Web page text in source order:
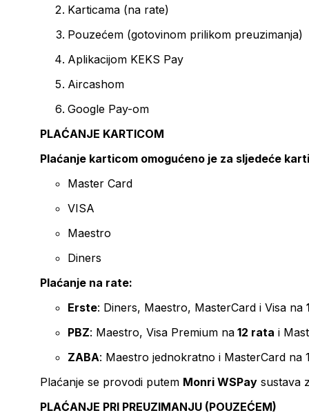
Karticama (na rate)
Pouzećem (gotovinom prilikom preuzimanja)
Aplikacijom KEKS Pay
Aircashom
Google Pay-om
PLAĆANJE KARTICOM
Plaćanje karticom omogućeno je za sljedeće
Master Card
VISA
Maestro
Diners
Plaćanje na rate:
Erste: Diners, Maestro, MasterCard i Visa na
PBZ: Maestro, Visa Premium na 12 rata i
ZABA: Maestro jednokratno i MasterCard na
Plaćanje se provodi putem Monri WSPay sustava
PLAĆANJE PRI PREUZIMANJU (POUZEĆEM)